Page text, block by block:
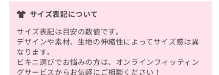
サイズ表記について
サイズ表記は目安の数値です。
デザインや素材、生地の伸縮性によってサイズ感は異
なります。
ビキニ選びでお悩みの方は、オンラインフィッティン
グサービスからお気軽にご相談ください！